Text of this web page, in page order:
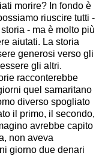
morire? In fondo è
riuscire tutti -
- ma è molto più
aiutati. La storia
generosi verso gli
gli altri.
racconterebbe
quel samaritano
diverso spogliato
il primo, il secondo,
avrebbe capito
non aveva
giorno due denari